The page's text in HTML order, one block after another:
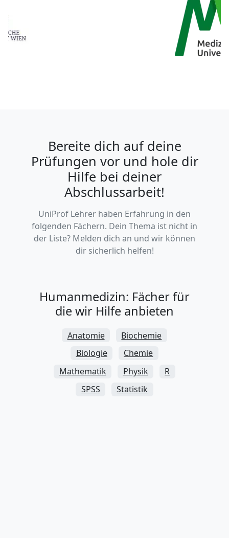
Theoretische Chemie und quantenchemische
Molekülsimulationen für Fortgeschrittene
Bereite dich auf deine
Prüfungen vor und hole dir
Hilfe bei deiner
Abschlussarbeit!
UniProf Lehrer haben Erfahrung in den
folgenden Fächern. Dein Thema ist nicht in
der Liste? Melden dich an und wir können
dir sicherlich helfen!
Humanmedizin: Fächer für
die wir Hilfe anbieten
Anatomie
Biochemie
Biologie
Chemie
Mathematik
Physik
R
SPSS
Statistik